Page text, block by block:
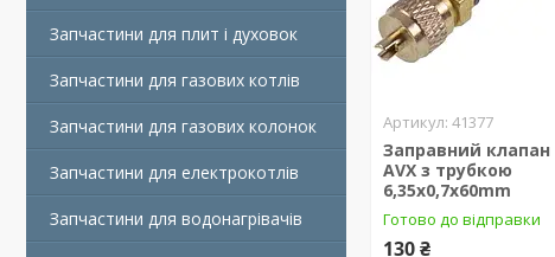
Запчастини для плит і духовок
Запчастини для газових котлів
Запчастини для газових колонок
Запчастини для електрокотлів
Запчастини для водонагрівачів
41377
Заправний
AVX з трубкою
6,35х0,7х60mm
Готово до відправки
130 ₴